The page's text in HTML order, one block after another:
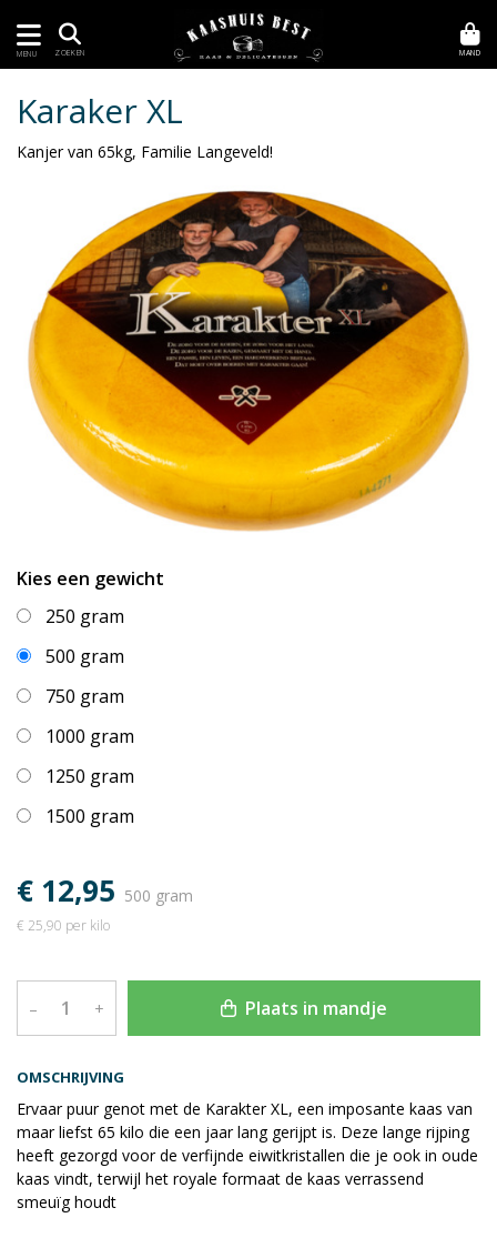
MENU ZOEKEN MAND
OMSCHRIJVING
Ervaar puur genot met de Karakter XL, een imposante kaas van
maar liefst 65 kilo die een jaar lang gerijpt is. Deze lange rijping
heeft gezorgd voor de verfijnde eiwitkristallen die je ook in oude
kaas vindt, terwijl het royale formaat de kaas verrassend
smeuïg houdt
Karaker XL
Kanjer van 65kg, Familie Langeveld!
Kies een gewicht
250 gram
500 gram
750 gram
1000 gram
1250 gram
1500 gram
€ 12,95 500 gram
€ 25,90 per kilo
– + Plaats in mandje